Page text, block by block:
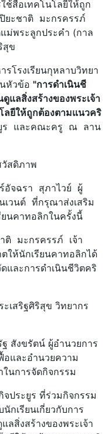
ช้สื่อเทคโนโลยีให้ถูก
ะชาติ มะกรครรภ์
ม่พระลูกประคำ (กาล
สุข
โรงเรียนกุหลาบวิทยา
หัวข้อ "การดำเนินชี
แลสิ่งสร้างของพระเจ้า
ลยีให้ถูกต้องตามแนวคริ
ร และคณะครู ณ ลาน
สดิภาพ
อัจฉรา สุภาไวย์ ผู้
เวนต์ ที่กรุณาส่งเสริม
นคาทอลิกในครั้งนี้
มะกรครรภ์ เจ้า
ให้นักเรียนคาทอลิกได้
และการดำเนินชีวิตคริ
สริฐศิริสุข วิทยากร
สังขรัตน์ ผู้อำนวยการ
อและอำนวยความ
นการจัดกิจกรรม
ระยูร ที่ร่วมกิจกรรม
กเรียนเกี่ยวกับการ
สิ่งสร้างของพระเจ้า